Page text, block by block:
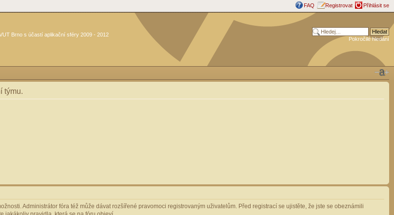
FAQ Registrovat Přihlásit se
Brno s účastí aplikační sféry 2009 - 2012
Pokročilé hledání
týmu.
Administrátor fóra též může dávat rozšířené pravomoci registrovaným uživatelům. Před registrací se ujistěte, že jste se obeznámili